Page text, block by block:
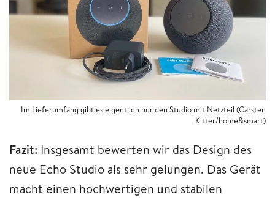
Im Lieferumfang gibt es eigentlich nur den Studio mit Netzteil (Carsten
Kitter/home&smart)
Fazit: Insgesamt bewerten wir das Design des
neue Echo Studio als sehr gelungen. Das Gerät
macht einen hochwertigen und stabilen